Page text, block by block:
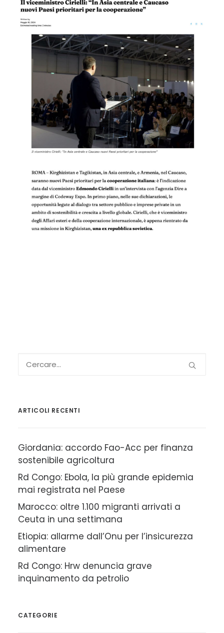
ARTICOLI RECENTI
Giordania: accordo Fao-Acc per finanza
sostenibile agricoltura
Rd Congo: Ebola, la più grande epidemia
mai registrata nel Paese
Marocco: oltre 1.100 migranti arrivati a
Ceuta in una settimana
Etiopia: allarme dall’Onu per l’insicurezza
alimentare
Rd Congo: Hrw denuncia grave
inquinamento da petrolio
CATEGORIE